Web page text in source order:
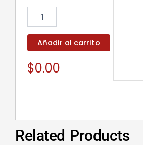
Añadir al carrito
$0.00
Related Products